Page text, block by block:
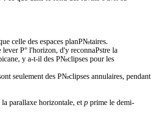
celle des espaces planР№taires.
Р° l'horizon, d'y reconnaРѕtre la
y a-t-il des Р№clipses pour les
seulement des Р№clipses annulaires, pendant
la parallaxe horizontale, et p prime le demi-